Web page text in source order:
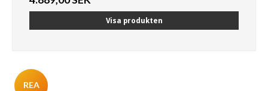
Visa produkten
REA